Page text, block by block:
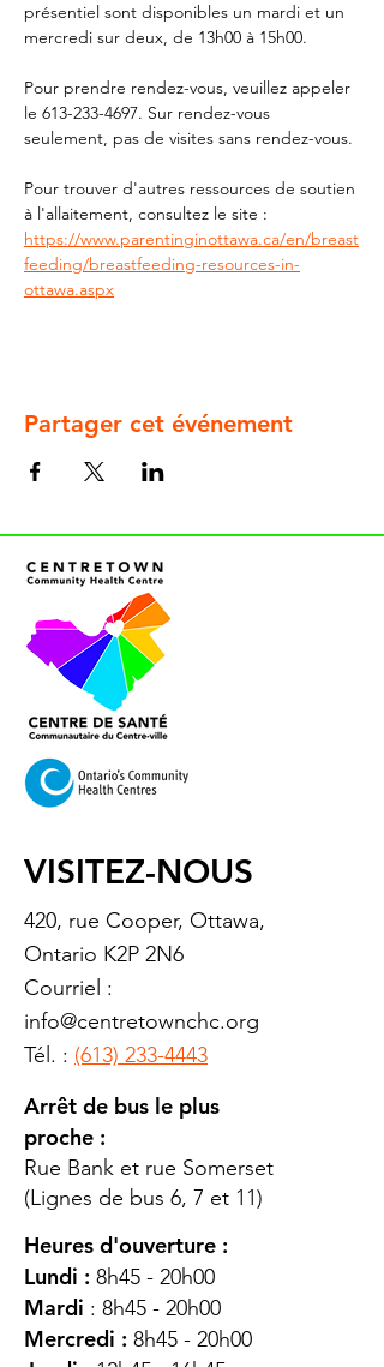
présentiel sont disponibles un mardi et un
mercredi sur deux, de 13h00 à 15h00.
Pour prendre rendez-vous, veuillez appeler
le 613-233-4697. Sur rendez-vous
seulement, pas de visites sans rendez-vous.
Pour trouver d'autres ressources de soutien
à l'allaitement, consultez le site :
https://www.parentinginottawa.ca/en/breast
feeding/breastfeeding-resources-in-
ottawa.aspx
Partager cet événement
VISITEZ-NOUS
420, rue Cooper, Ottawa,
Ontario K2P 2N6
Courriel :
info@centretownchc.org
Tél. : (613) 233-4443
Arrêt de bus le plus
proche :
Rue Bank et rue Somerset
(Lignes de bus 6, 7 et 11)
Heures d'ouverture :
Lundi : 8h45 - 20h00
Mardi : 8h45 - 20h00
Mercredi : 8h45 - 20h00